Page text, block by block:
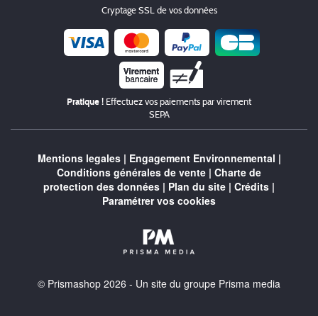
Cryptage SSL de vos données
Chèque
Pratique ! Effectuez vos paiements par virement
SEPA
Mentions legales| Engagement Environnemental |
Conditions générales de vente | Charte de
protection des données | Plan du site | Crédits |
Paramétrer vos cookies
© Prismashop 2026 - Un site du groupe Prisma media